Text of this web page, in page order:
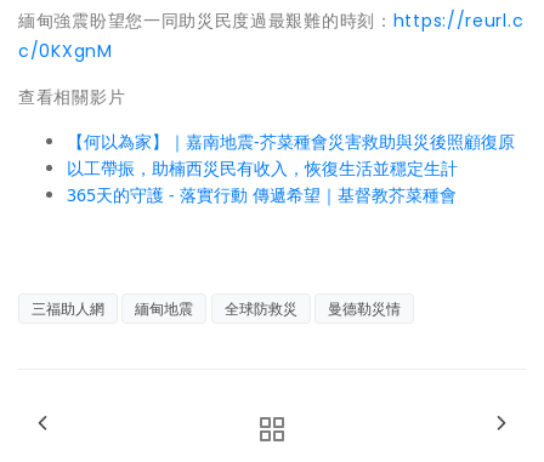
緬甸強震盼望您一同助災民度過最艱難的時刻： https://reurl.c
c/0KXgnM
查看相關影片
【何以為家】｜嘉南地震-芥菜種會災害救助與災後照顧復原
以工帶振，助楠西災民有收入，恢復生活並穩定生計
365天的守護 - 落實行動 傳遞希望｜基督教芥菜種會
三福助人網 緬甸地震 全球防救災 曼德勒災情